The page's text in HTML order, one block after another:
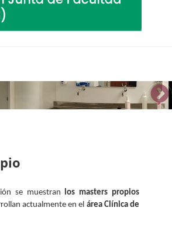
se muestran los masters propios
actualmente en el área Clínica de